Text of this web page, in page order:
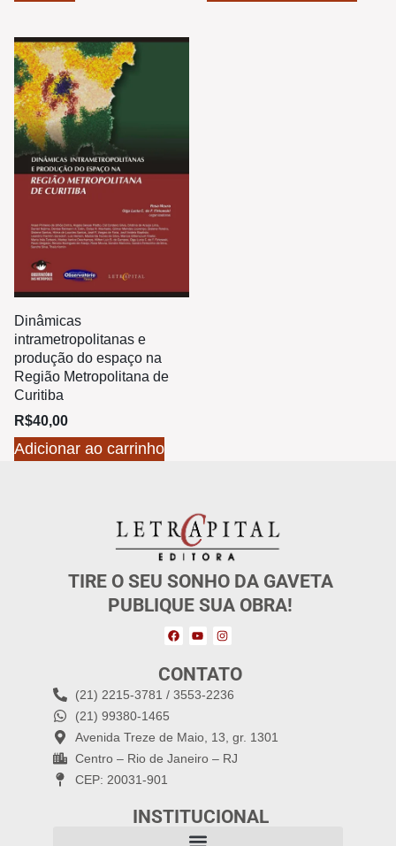
Dinâmicas
intrametropolitanas e
produção do espaço na
Região Metropolitana de
Curitiba
R$40,00
Adicionar ao carrinho
TIRE O SEU SONHO DA GAVETA
PUBLIQUE SUA OBRA!
CONTATO
(21) 2215-3781 / 3553-2236
(21) 99380-1465
Avenida Treze de Maio, 13, gr. 1301
Centro – Rio de Janeiro – RJ
CEP: 20031-901
INSTITUCIONAL